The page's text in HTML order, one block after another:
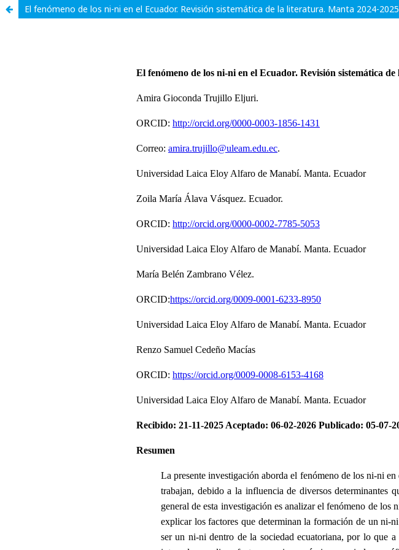
El fenómeno de los ni-ni en el Ecuador. Revisión sistemática de la literatura. Manta 2024-2025